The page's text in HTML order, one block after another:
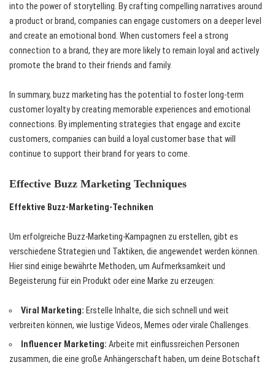
into the power of storytelling. By crafting compelling narratives around
a product or brand, companies can engage customers on a deeper level
and create an emotional bond. When customers feel a strong
connection to a brand, they are more likely to remain loyal and actively
promote the brand to their friends and family.
In summary, buzz marketing has the potential to foster long-term
customer loyalty by creating memorable experiences and emotional
connections. By implementing strategies that engage and excite
customers, companies can build a loyal customer base that will
continue to support their brand for years to come.
Effective Buzz Marketing Techniques
Effektive Buzz-Marketing-Techniken
Um erfolgreiche Buzz-Marketing-Kampagnen zu erstellen, gibt es
verschiedene Strategien und Taktiken, die angewendet werden können.
Hier sind einige bewährte Methoden, um Aufmerksamkeit und
Begeisterung für ein Produkt oder eine Marke zu erzeugen:
Viral Marketing: Erstelle Inhalte, die sich schnell und weit
verbreiten können, wie lustige Videos, Memes oder virale Challenges.
Influencer Marketing: Arbeite mit einflussreichen Personen
zusammen, die eine große Anhängerschaft haben, um deine Botschaft